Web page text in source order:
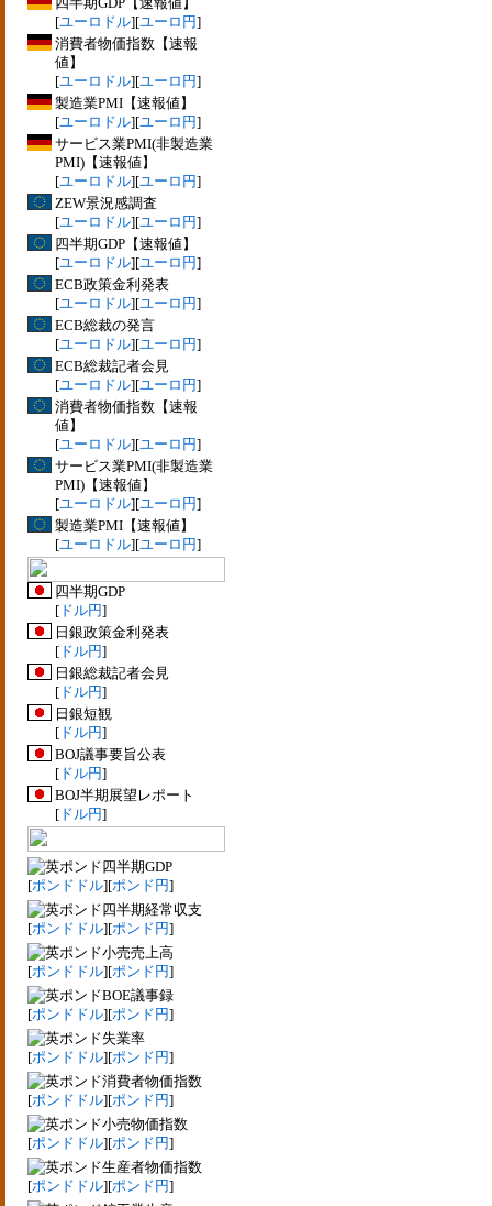
[ユーロドル][ユーロ円]
消費者物価指数【速報
値】
[ユーロドル][ユーロ円]
製造業PMI【速報値】
[ユーロドル][ユーロ円]
サービス業PMI(非製造業
PMI)【速報値】
[ユーロドル][ユーロ円]
ZEW景況感調査
[ユーロドル][ユーロ円]
四半期GDP【速報値】
[ユーロドル][ユーロ円]
ECB政策金利発表
[ユーロドル][ユーロ円]
ECB総裁の発言
[ユーロドル][ユーロ円]
ECB総裁記者会見
[ユーロドル][ユーロ円]
消費者物価指数【速報
値】
[ユーロドル][ユーロ円]
サービス業PMI(非製造業
PMI)【速報値】
[ユーロドル][ユーロ円]
製造業PMI【速報値】
[ユーロドル][ユーロ円]
四半期GDP
[ ドル円]
日銀政策金利発表
[ ドル円]
日銀総裁記者会見
[ ドル円]
日銀短観
[ ドル円]
BOJ議事要旨公表
[ ドル円]
BOJ半期展望レポート
[ ドル円]
四半期GDP
[ポンドドル][ポンド円]
四半期経常収支
[ポンドドル][ポンド円]
小売売上高
[ポンドドル][ポンド円]
BOE議事録
[ポンドドル][ポンド円]
失業率
[ポンドドル][ポンド円]
消費者物価指数
[ポンドドル][ポンド円]
小売物価指数
[ポンドドル][ポンド円]
生産者物価指数
[ポンドドル][ポンド円]